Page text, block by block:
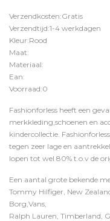
Verzendkosten:Gratis
Verzendtijd:1-4 werkdagen
Kleur:Rood
Maat:
Materiaal:
Ean:
Voorraad:0
Fashionforless heeft een
merkkleding,schoenen en
kindercollectie.
tegen zeer lage en
lopen tot wel 80% t.o.v de
Een aantal grote bekende
Tommy Hilfiger, New
Borg,Vans,
Ralph Lauren, Timberland,